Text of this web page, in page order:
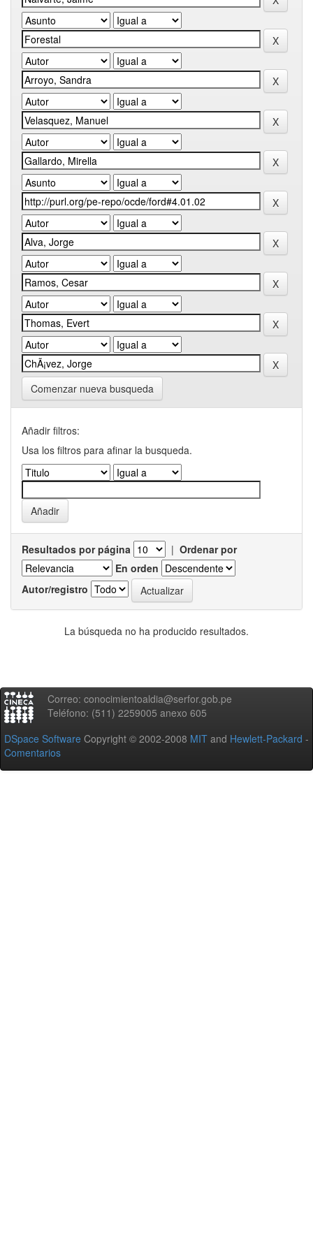
Comenzar nueva busqueda
Añadir filtros:
Usa los filtros para afinar la busqueda.
Resultados por página | Ordenar por
En orden
Autor/registro
La búsqueda no ha producido resultados.
Correo: conocimientoaldia@serfor.gob.pe
Teléfono: (511) 2259005 anexo 605
DSpace Software Copyright © 2002-2008 MIT and Hewlett-Packard -
Comentarios